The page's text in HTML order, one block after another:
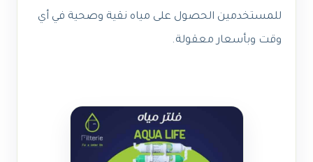
للمستخدمين الحصول على مياه نقية وصحية في أي
وقت وبأسعار معقولة.